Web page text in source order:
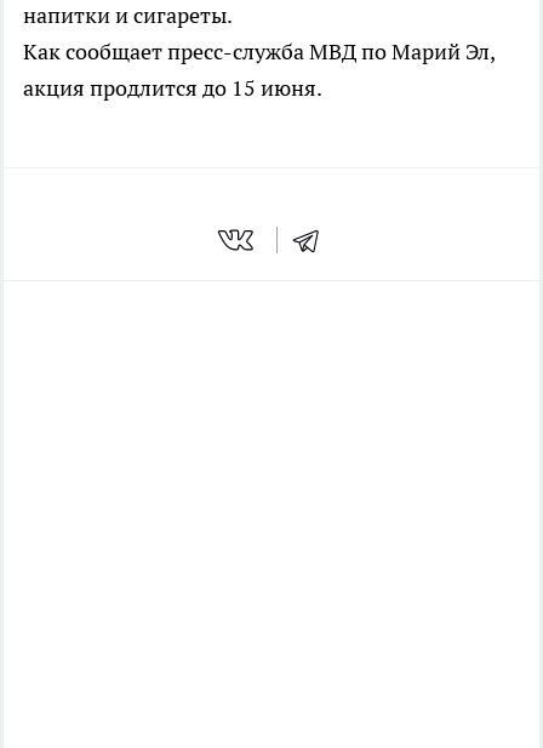
напитки и сигареты.
Как сообщает пресс-служба МВД по Марий Эл,
акция продлится до 15 июня.